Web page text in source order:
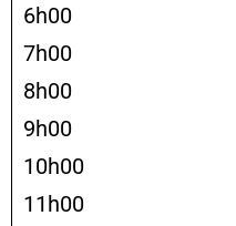
6h00
7h00
8h00
9h00
10h00
11h00